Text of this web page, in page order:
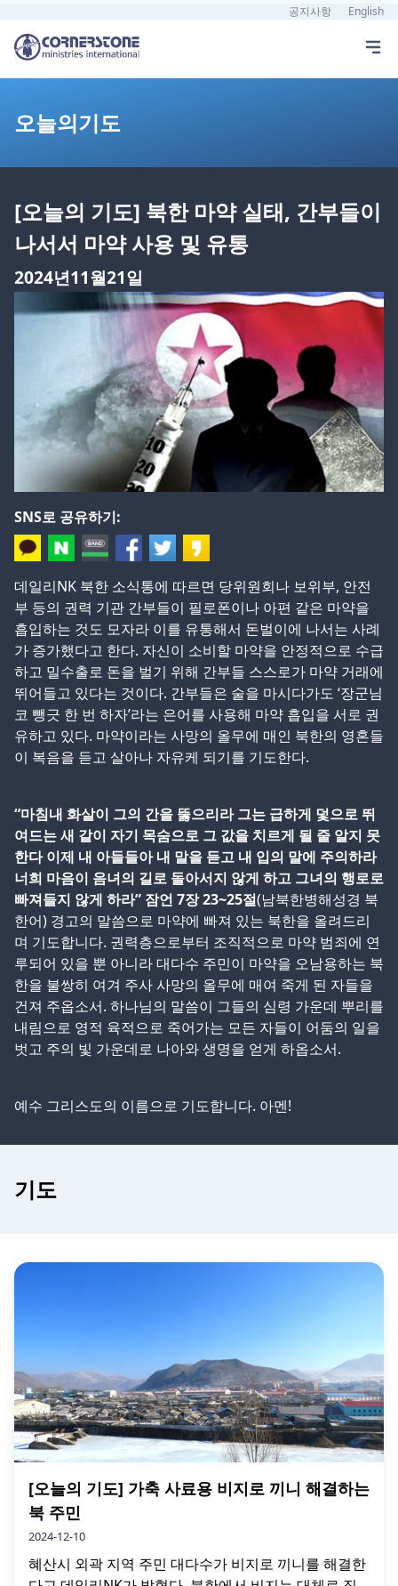
공지사항 English
오늘의기도
[오늘의 기도] 북한 마약 실태, 간부들이
나서서 마약 사용 및 유통
2024년11월21일
SNS로 공유하기:
데일리NK 북한 소식통에 따르면 당위원회나 보위부, 안전
부 등의 권력 기관 간부들이 필로폰이나 아편 같은 마약을
흡입하는 것도 모자라 이를 유통해서 돈벌이에 나서는 사례
가 증가했다고 한다. 자신이 소비할 마약을 안정적으로 수급
하고 밀수출로 돈을 벌기 위해 간부들 스스로가 마약 거래에
뛰어들고 있다는 것이다. 간부들은 술을 마시다가도 ‘장군님
코 뺑긋 한 번 하자’라는 은어를 사용해 마약 흡입을 서로 권
유하고 있다. 마약이라는 사망의 올무에 매인 북한의 영혼들
이 복음을 듣고 살아나 자유케 되기를 기도한다.
“마침내 화살이 그의 간을 뚫으리라 그는 급하게 덫으로 뛰
여드는 새 같이 자기 목숨으로 그 값을 치르게 될 줄 알지 못
한다 이제 내 아들들아 내 말을 듣고 내 입의 말에 주의하라
너희 마음이 음녀의 길로 돌아서지 않게 하고 그녀의 행로로
빠져들지 않게 하라” 잠언 7장 23~25절(남북한병해성경 북
한어) 경고의 말씀으로 마약에 빠져 있는 북한을 올려드리
며 기도합니다. 권력층으로부터 조직적으로 마약 범죄에 연
루되어 있을 뿐 아니라 대다수 주민이 마약을 오남용하는 북
한을 불쌍히 여겨 주사 사망의 올무에 매여 죽게 된 자들을
건져 주옵소서. 하나님의 말씀이 그들의 심령 가운데 뿌리를
내림으로 영적 육적으로 죽어가는 모든 자들이 어둠의 일을
벗고 주의 빛 가운데로 나아와 생명을 얻게 하옵소서.
예수 그리스도의 이름으로 기도합니다. 아멘!
기도
[오늘의 기도] 가축 사료용 비지로 끼니 해결하는
북 주민
2024-12-10
혜산시 외곽 지역 주민 대다수가 비지로 끼니를 해결한